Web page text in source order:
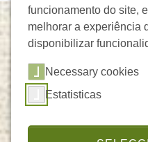
Sexual Power Plus
SEXUAL POWER
funcionamento do site,
melhorar a experiência
disponibilizar
Necessary cookies
Estatisticas